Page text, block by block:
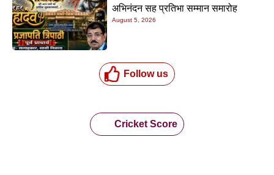
अभिनंदन सह प्रतिभा सम्मान समारोह
August 5, 2026
Follow us
Cricket Score